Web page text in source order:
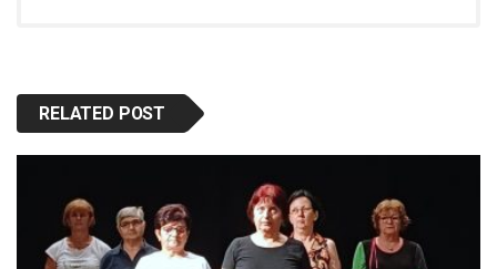
RELATED POST